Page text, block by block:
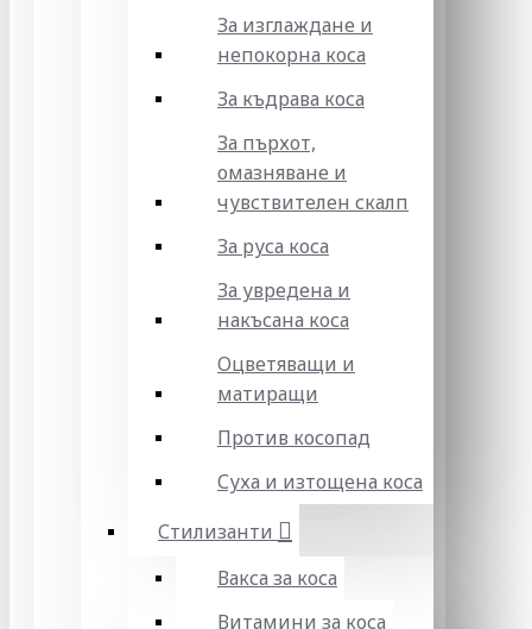
За изглаждане и
непокорна коса
За къдрава коса
За пърхот,
омазняване и
чувствителен скалп
За руса коса
За увредена и
накъсана коса
Оцветяващи и
матиращи
Против косопад
Суха и изтощена коса
Стилизанти
Вакса за коса
Витамини за коса